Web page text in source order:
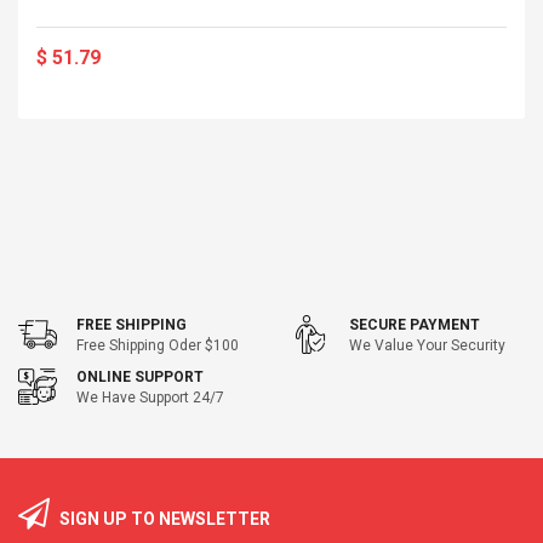
$ 51.79
FREE SHIPPING
Free Shipping Oder $100
SECURE PAYMENT
We Value Your Security
ONLINE SUPPORT
We Have Support 24/7
SIGN UP TO NEWSLETTER